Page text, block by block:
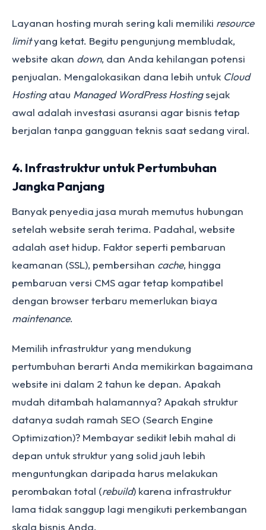
Layanan hosting murah sering kali memiliki resource
limityang ketat. Begitu pengunjung membludak,
website akan down, dan Anda kehilangan potensi
penjualan. Mengalokasikan dana lebih untuk Cloud
Hostingatau Managed WordPress Hostingsejak
awal adalah investasi asuransi agar bisnis tetap
berjalan tanpa gangguan teknis saat sedang viral.
4. Infrastruktur untuk Pertumbuhan
Jangka Panjang
Banyak penyedia jasa murah memutus hubungan
setelah website serah terima. Padahal, website
adalah aset hidup. Faktor seperti pembaruan
keamanan (SSL), pembersihan cache, hingga
pembaruan versi CMS agar tetap kompatibel
dengan browser terbaru memerlukan biaya
maintenance.
Memilih infrastruktur yang mendukung
pertumbuhan berarti Anda memikirkan bagaimana
website ini dalam 2 tahun ke depan. Apakah
mudah ditambah halamannya? Apakah struktur
datanya sudah ramah SEO (Search Engine
Optimization)? Membayar sedikit lebih mahal di
depan untuk struktur yang solid jauh lebih
menguntungkan daripada harus melakukan
perombakan total (rebuild) karena infrastruktur
lama tidak sanggup lagi mengikuti perkembangan
skala bisnis Anda.